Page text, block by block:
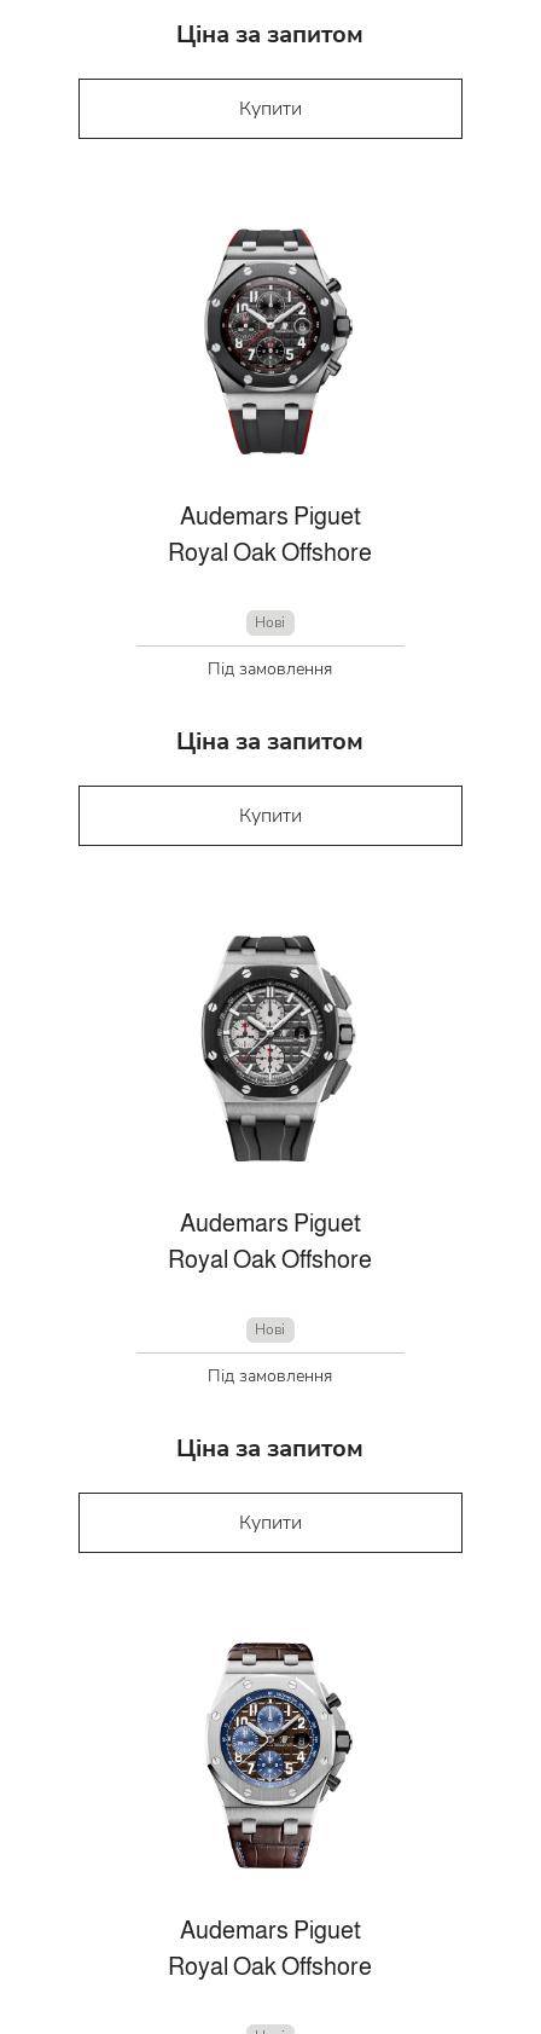
Ціна за запитом
Купити
Audemars Piguet
Royal Oak Offshore
Нові
Під замовлення
Ціна за запитом
Купити
Audemars Piguet
Royal Oak Offshore
Нові
Під замовлення
Ціна за запитом
Купити
Audemars Piguet
Royal Oak Offshore